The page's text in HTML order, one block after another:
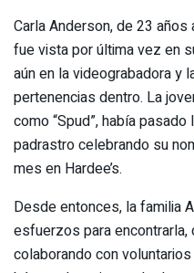
Carla Anderson, de 23
fue vista por última vez en
aún en la videograbadora y
pertenencias dentro. La
como “Spud”, había
padrastro celebrando su
mes en Hardee’s.
Desde entonces, la familia
esfuerzos para
colaborando con